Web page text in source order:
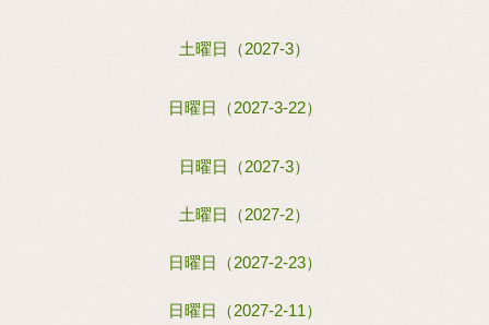
土曜日（2027-3）
日曜日（2027-3-22）
日曜日（2027-3）
土曜日（2027-2）
日曜日（2027-2-23）
日曜日（2027-2-11）